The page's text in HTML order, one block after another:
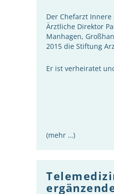
Der Chefarzt
Ärztliche Direktor
Manhagen,
2015 die Stiftung
Er ist verheiratet
(mehr …)